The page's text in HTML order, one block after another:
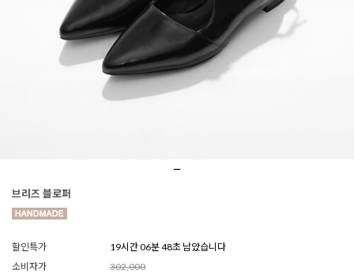
브리즈 블로퍼
할인특가
19시간 06분 46초 남았습니다
소비자가
302,000